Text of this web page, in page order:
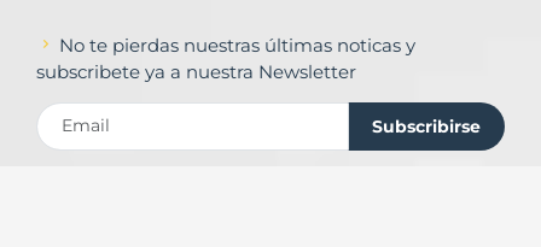
No te pierdas nuestras últimas noticas y
subscribete ya a nuestra Newsletter
Subscribirse